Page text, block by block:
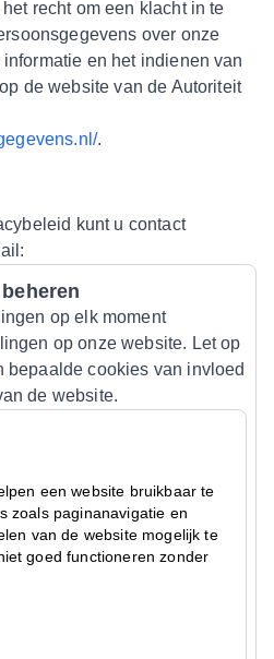
recht om een klacht in te
over onze
en het indienen van
de website van de Autoriteit
.
kunt u contact
op elk moment
op onze website. Let op
bepaalde cookies van invloed
de website.
een website bruikbaar te
zoals paginanavigatie en
van de website mogelijk te
goed functioneren zonder